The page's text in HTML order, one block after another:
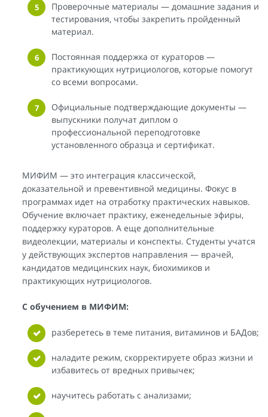
Проверочные материалы — домашние задания и
тестирования, чтобы закрепить пройденный
материал.
Постоянная поддержка от кураторов —
практикующих нутрициологов, которые помогут
со всеми вопросами.
Официальные подтверждающие документы —
выпускники получат диплом о
профессиональной переподготовке
установленного образца и сертификат.
МИФИМ — это интеграция классической,
доказательной и превентивной медицины. Фокус в
программах идет на отработку практических навыков.
Обучение включает практику, еженедельные эфиры,
поддержку кураторов. А еще дополнительные
видеолекции, материалы и конспекты. Студенты учатся
у действующих экспертов направления — врачей,
кандидатов медицинских наук, биохимиков и
практикующих нутрициологов.
С обучением в МИФИМ:
разберетесь в теме питания, витаминов и БАДов;
наладите режим, скорректируете образ жизни и
избавитесь от вредных привычек;
научитесь работать с анализами;